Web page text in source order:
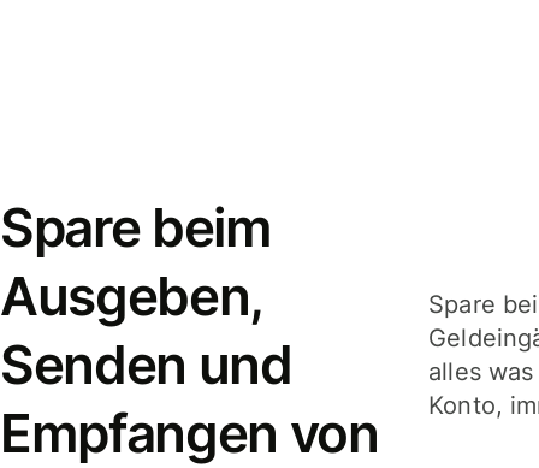
Spare beim
Ausgeben,
Senden und
Empfangen von
Spare
alles
Konto,